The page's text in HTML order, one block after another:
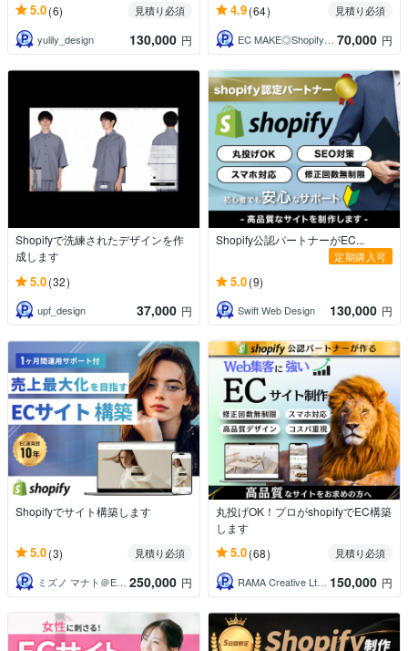
5.0(6)
見積り必須
yulily_design
130,000 円
4.9(64)
見積り必須
EC MAKE◎Shopifyパートナー 70,000 円
Shopifyで洗練されたデザインを作
成します
5.0(32)
upf_design 37,000 円
Shopify公認パートナーがEC...
定期購入可
5.0(9)
Swift Web Design 130,000 円
Shopifyでサイト構築します
5.0(3)
見積り必須
ミズノ マナト＠EC構築・運用支援 250,000 円
丸投げOK！プロがshopifyでEC構築
します
5.0(68)
見積り必須
RAMA Creative Ltd． 150,000 円